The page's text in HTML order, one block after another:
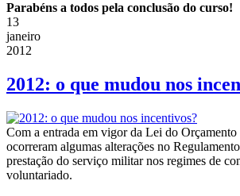
Parabéns a todos pela conclusão do curso!
13
janeiro
2012
2012: o que mudou nos
Com a entrada em vigor da Lei do Orçamento
ocorreram algumas alterações no
prestação do serviço militar nos regimes de
voluntariado.